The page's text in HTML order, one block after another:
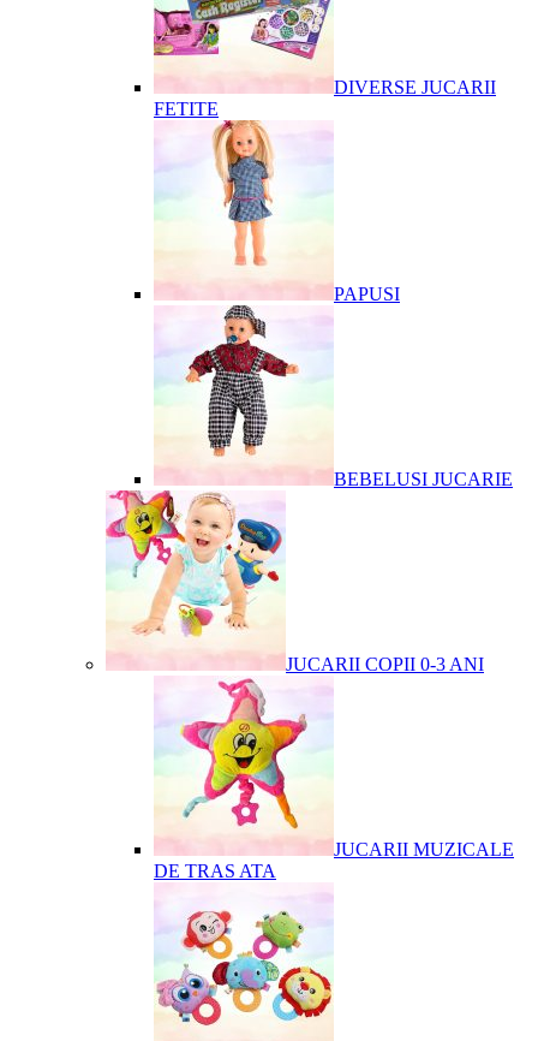
DIVERSE JUCARII
FETITE
PAPUSI
BEBELUSI JUCARIE
JUCARII COPII 0-3 ANI
JUCARII MUZICALE
DE TRAS ATA